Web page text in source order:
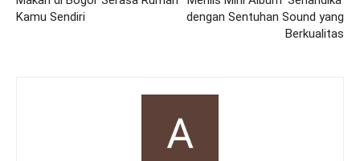
Kamu Sendiri
dengan Sentuhan Sound yang
Berkualitas